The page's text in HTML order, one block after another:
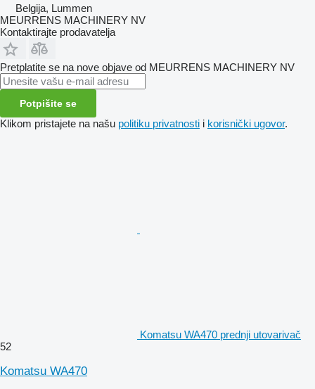
Belgija, Lummen
MEURRENS MACHINERY NV
Kontaktirajte prodavatelja
Pretplatite se na nove objave od MEURRENS MACHINERY NV
Potpišite se
Klikom pristajete na našu politiku privatnosti i korisnički ugovor.
Komatsu WA470 prednji utovarivač
52
Komatsu WA470